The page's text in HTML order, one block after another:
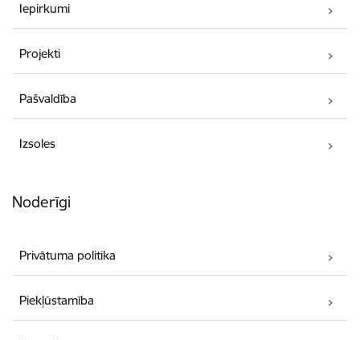
Iepirkumi
Projekti
Pašvaldība
Izsoles
Noderīgi
Privātuma politika
Piekļūstamība